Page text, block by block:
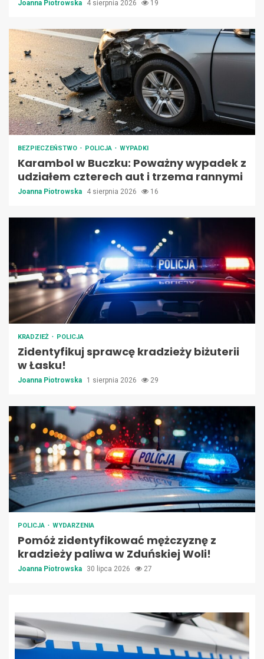
Joanna Piotrowska 4 sierpnia 2026 19
BEZPIECZEŃSTWO POLICJA WYPADKI
Karambol w Buczku: Poważny wypadek z
udziałem czterech aut i trzema rannymi
Joanna Piotrowska 4 sierpnia 2026 16
KRADZIEŻ POLICJA
Zidentyfikuj sprawcę kradzieży biżuterii
w Łasku!
Joanna Piotrowska 1 sierpnia 2026 29
POLICJA WYDARZENIA
Pomóż zidentyfikować mężczyznę z
kradzieży paliwa w Zduńskiej Woli!
Joanna Piotrowska 30 lipca 2026 27